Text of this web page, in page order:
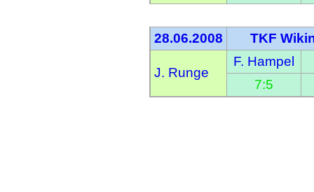
28.06.2008 TKF
J. Runge
F. Hampel
7:5